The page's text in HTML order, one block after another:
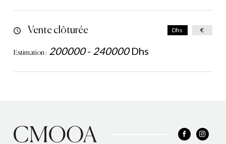
Vente clôturée
Estimation : 200000- 240000 Dhs
Dhs €